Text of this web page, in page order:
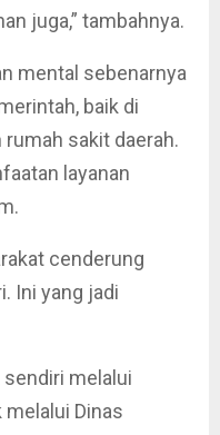
juga,” tambahnya.
mental sebenarnya
baik di
sakit daerah.
layanan
cenderung
Ini yang jadi
sendiri melalui
Dinas